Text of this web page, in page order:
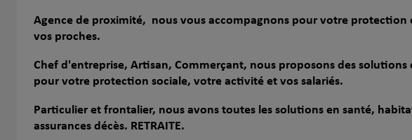
Agence de proximité, nous vous accompagnons pour votre protection
vos proches.
Chef d'entreprise, Artisan, Commerçant, nous proposons des solutions
pour votre protection sociale, votre activité et vos salariés.
Particulier et frontalier, nous avons toutes les solutions en santé,
assurances décès. RETRAITE.